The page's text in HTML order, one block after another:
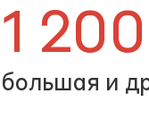
1
большая и